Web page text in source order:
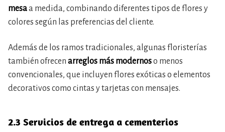
mesaa medida, combinando diferentes tipos de flores y
colores según las preferencias del cliente.
Además de los ramos tradicionales, algunas floristerías
también ofrecen arreglos más modernoso menos
convencionales, que incluyen flores exóticas o elementos
decorativos como cintas y tarjetas con mensajes.
2.3 Servicios de entrega a cementerios